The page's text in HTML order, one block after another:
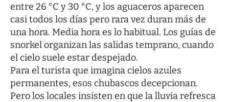
entre 26 °C y 30 °C, y los aguaceros aparecen
casi todos los días pero rara vez duran más de
una hora. Media hora es lo habitual. Los guías de
snorkel organizan las salidas temprano, cuando
el cielo suele estar despejado.
Para el turista que imagina cielos azules
permanentes, esos chubascos decepcionan.
Pero los locales insisten en que la lluvia refresca